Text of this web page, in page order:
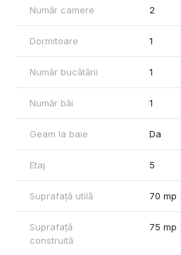
solicita 630 euro chirie (negociabil),
Animalele de companie nu sunt
Număr camere 2
Dormitoare 1
Număr bucătării 1
Număr băi 1
Geam la baie Da
Etaj 5
Suprafață utilă 70 mp
Suprafață
construită
75 mp